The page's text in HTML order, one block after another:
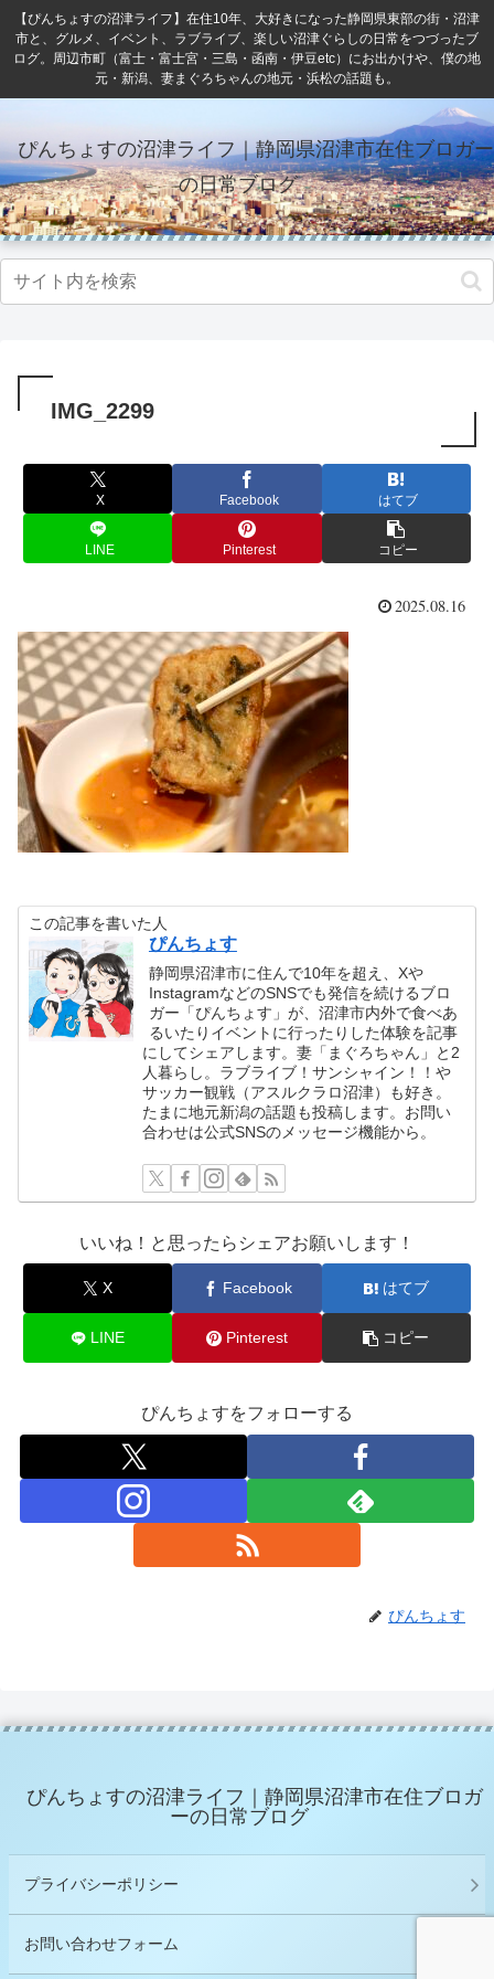
【ぴんちょすの沼津ライフ】在住10年、大好きになった静岡県東部の街・沼津
市と、グルメ、イベント、ラブライブ、楽しい沼津ぐらしの日常をつづったブ
ログ。周辺市町（富士・富士宮・三島・函南・伊豆etc）にお出かけや、僕の地
元・新潟、妻まぐろちゃんの地元・浜松の話題も。
ぴんちょすの沼津ライフ｜静岡県沼津市在住ブロガー
の日常ブログ
IMG_2299
X Facebook はてブ
LINE Pinterest コピー
2025.08.16
この記事を書いた人
ぴんちょす
静岡県沼津市に住んで10年を超え、Xや
InstagramなどのSNSでも発信を続けるブロ
ガー「ぴんちょす」が、沼津市内外で食べあ
るいたりイベントに行ったりした体験を記事
にしてシェアします。妻「まぐろちゃん」と2
人暮らし。ラブライブ！サンシャイン！！や
サッカー観戦（アスルクラロ沼津）も好き。
たまに地元新潟の話題も投稿します。お問い
合わせは公式SNSのメッセージ機能から。
いいね！と思ったらシェアお願いします！
X Facebook はてブ
LINE Pinterest コピー
ぴんちょすをフォローする
ぴんちょす
ぴんちょすの沼津ライフ｜静岡県沼津市在住ブロガ
ーの日常ブログ
プライバシーポリシー
お問い合わせフォーム